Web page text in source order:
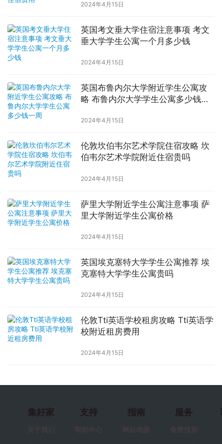
2024年4月15日
英国考文垂大学住宿注意事项 考文
垂大学学生公寓一个月多少钱
2024年4月15日
英国布鲁内尔大学附近学生公寓攻
略 布鲁内尔大学学生公寓多少钱一
2024年4月15日
伦敦坎伯韦尔艺术学院住宿攻略 坎
伯韦尔艺术学院附近住宿贵吗
2024年4月15日
萨里大学附近学生公寓注意事项 萨
里大学附近学生公寓价格
2024年4月15日
英国埃克塞特大学学生公寓推荐 埃
克塞特大学学生公寓贵吗
2024年4月15日
伦敦Tti英语学校租房攻略 Tti英语学
校附近租房费用
2024年4月15日
集好家
关于我们
支持
帮助中心
指南
网站地图
服务
免费找房